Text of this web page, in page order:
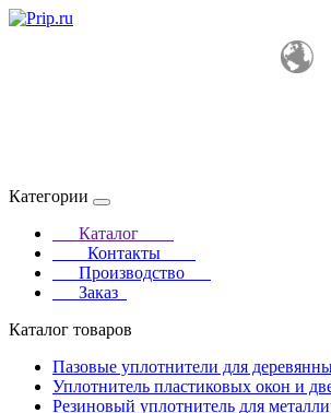
Категории
Каталог
Контакты
Производство
Заказ
Каталог товаров
Пазовые уплотнители для
Уплотнитель пластиковых окон и
Резиновый уплотнитель для